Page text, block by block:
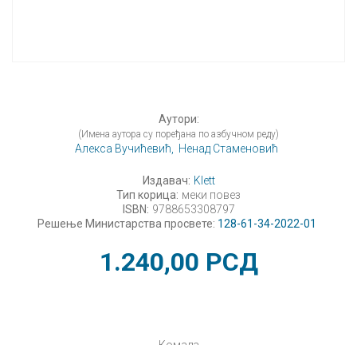
Аутори:
(Имена аутора су поређана по азбучном реду)
Алекса Вучићевић, Ненад Стаменовић
Издавач: Klett
Тип корица: меки повез
ISBN: 9788653308797
Решење Министарства просвете: 128-61-34-2022-01
1.240,00 РСД